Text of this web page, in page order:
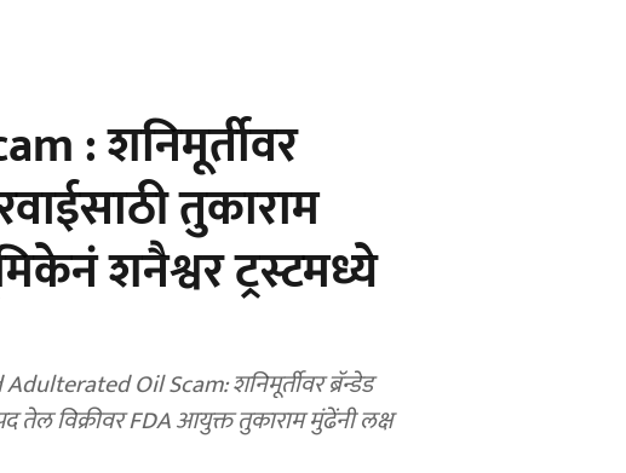
: शनिमूर्तीवर
तुकाराम
शनैश्वर ट्रस्टमध्ये
Oil Scam: शनिमूर्तीवर ब्रॅन्डेड
तेल विक्रीवर FDA आयुक्त तुकाराम मुंढेंनी लक्ष